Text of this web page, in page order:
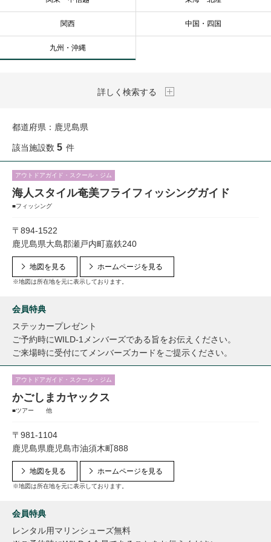
関西 中国・四国
九州・沖縄
詳しく検索する
都道府県： 鹿児島県
該当施設数 5 件
アウトドアガイド・スクール・ジム
海人スタイル奄美フライフィッシングガイド
■フィッシング
〒894-1522
鹿児島県大島郡瀬戸内町嘉鉄240
地図を見る
※地図は所在地を元に表示しております。
ホームページを見る
会員特典
ステッカープレゼント
ご予約時にWILD-1メンバーズである旨をお伝えください。
ご来場時に受付にてメンバーズカードをご提示ください。
アウトドアガイド・スクール・ジム
かごしまカヤックス
■ツアー 他
〒981-1104
鹿児島県鹿児島市油須木町888
地図を見る
※地図は所在地を元に表示しております。
ホームページを見る
会員特典
レンタル用マリンシューズ無料